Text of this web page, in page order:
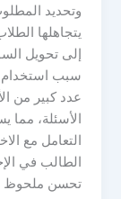
وتحديد
يتجاهلها
إلى تحويل
سبب استخدام
عدد كبير من
الأسئلة،
التعامل مع
الطالب في
تحسن ملحوظ